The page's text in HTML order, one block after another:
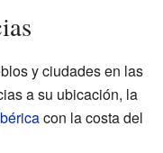
y ciudades en las
a su ubicación, la
con la costa del